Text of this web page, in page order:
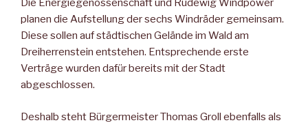
Die Energiegenossenschaft und Rudewig Windpower
planen die Aufstellung der sechs Windräder gemeinsam.
Diese sollen auf städtischen Gelände im Wald am
Dreiherrenstein entstehen. Entsprechende erste
Verträge wurden dafür bereits mit der Stadt
abgeschlossen.
Deshalb steht Bürgermeister Thomas Groll ebenfalls als